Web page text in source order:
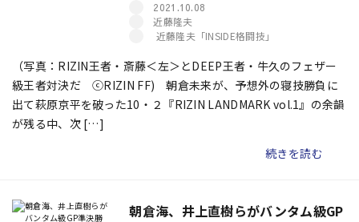
2021.10.08
近藤隆夫
近藤隆夫「INSIDE格闘技」
（写真：RIZIN王者・斎藤＜左＞とDEEP王者・牛久のフェザー
級王者対決だ ⓒRIZIN FF) 朝倉未来が、予想外の寝技勝負に
出て萩原京平を破った10・２『RIZIN LANDMARK vol.1』の余韻
が残る中、次 […]
続きを読む
朝倉海、井上直樹らがバンタム級GP